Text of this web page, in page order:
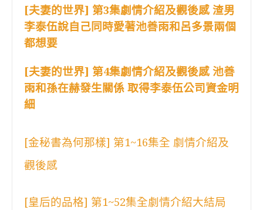
[夫妻的世界] 第3集劇情介紹及觀後感 渣男
李泰伍說自己同時愛著池善雨和呂多景兩個
都想要
[夫妻的世界] 第4集劇情介紹及觀後感 池善
雨和孫在赫發生關係 取得李泰伍公司資金明
細
[金秘書為何那樣] 第1~16集全 劇情介紹及
觀後感
[皇后的品格] 第1~52集全劇情介紹大結局